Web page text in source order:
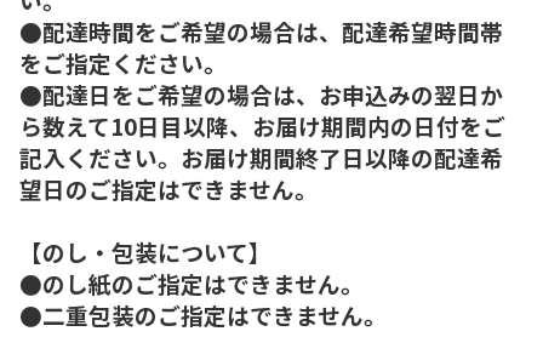
●配達時間をご希望の場合は、配達希望時間帯
をご指定ください。
●配達日をご希望の場合は、お申込みの翌日か
ら数えて10日目以降、お届け期間内の日付をご
記入ください。お届け期間終了日以降の配達希
望日のご指定はできません。
【のし・包装について】
●のし紙のご指定はできません。
●二重包装のご指定はできません。